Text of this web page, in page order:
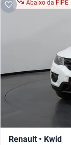
Abaixo da FIPE
Renault • Kwid